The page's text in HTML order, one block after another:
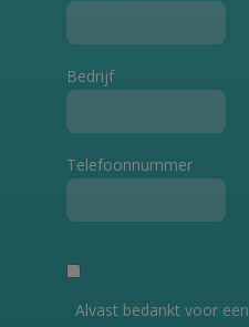
Bedrijf
Telefoonnummer
Alvast bedankt voor een